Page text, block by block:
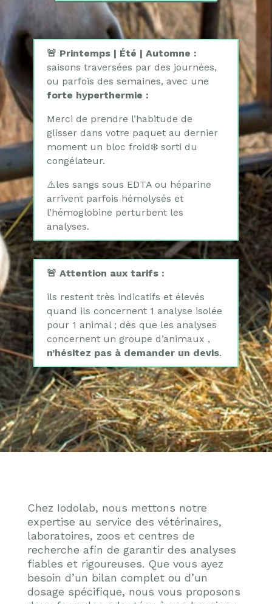
🚨 Printemps | Été | Automne :
saisons traversées par des journées,
ou parfois des semaines, avec une
forte hyperthermie :
Merci de prendre l’habitude de
glisser dans votre paquet au dernier
moment un bloc froid❄️ sorti du
congélateur.
⚠️les sangs sous EDTA ou héparine
arrivent parfois hémolysés et
l’hémoglobine perturbent les
analyses.
🚨 Attention aux tarifs:
ils restent très indicatifs et élevés
quand ils concernent 1 analyse isolée
pour 1 animal ; dès que les analyses
concernent un groupe d’animaux ,
n’hésitez pas à demander un devis.
Chez Iodolab, nous mettons notre
expertise au service des vétérinaires,
laboratoires, zoos et centres de
recherche afin de garantir des analyses
fiables et rigoureuses. Que vous ayez
besoin d’un bilan complet ou d’un
dosage spécifique, nous vous proposons